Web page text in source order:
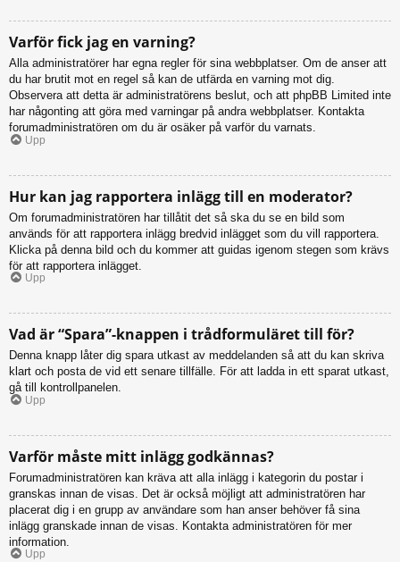
Varför fick jag en varning?
Alla administratörer har egna regler för sina webbplatser. Om de anser att
du har brutit mot en regel så kan de utfärda en varning mot dig.
Observera att detta är administratörens beslut, och att phpBB Limited inte
har någonting att göra med varningar på andra webbplatser. Kontakta
forumadministratören om du är osäker på varför du varnats.
Upp
Hur kan jag rapportera inlägg till en moderator?
Om forumadministratören har tillåtit det så ska du se en bild som
används för att rapportera inlägg bredvid inlägget som du vill rapportera.
Klicka på denna bild och du kommer att guidas igenom stegen som krävs
för att rapportera inlägget.
Upp
Vad är “Spara”-knappen i trådformuläret till för?
Denna knapp låter dig spara utkast av meddelanden så att du kan skriva
klart och posta de vid ett senare tillfälle. För att ladda in ett sparat utkast,
gå till kontrollpanelen.
Upp
Varför måste mitt inlägg godkännas?
Forumadministratören kan kräva att alla inlägg i kategorin du postar i
granskas innan de visas. Det är också möjligt att administratören har
placerat dig i en grupp av användare som han anser behöver få sina
inlägg granskade innan de visas. Kontakta administratören för mer
information.
Upp